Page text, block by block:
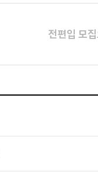
전편입 모